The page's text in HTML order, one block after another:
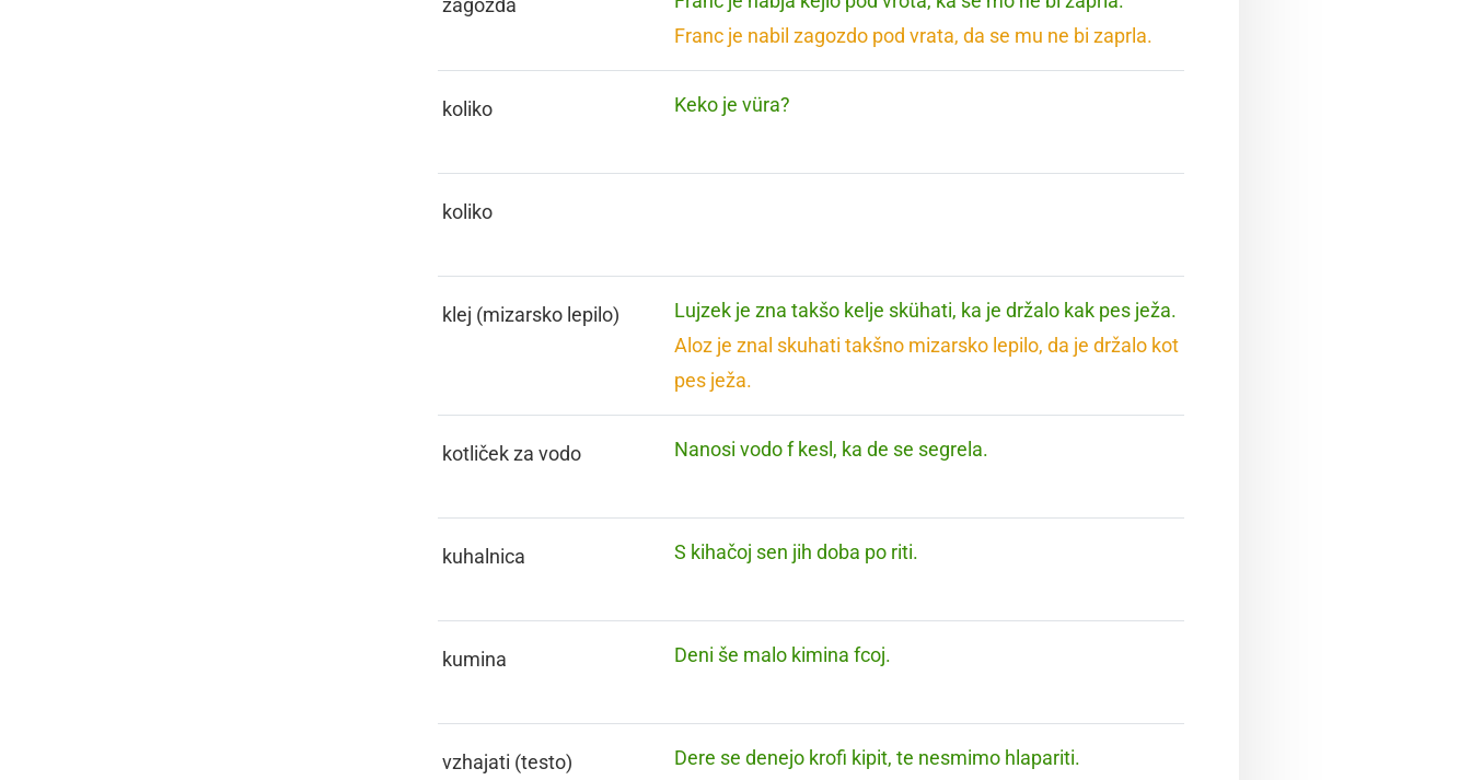
zagozda
Franc je nabil zagozdo pod vrata, da se mu ne bi zaprla.
koliko Keko je vüra?
koliko
klej (mizarsko lepilo)
Lujzek je zna takšo kelje skühati, ka je držalo kak pes ježa.
Aloz je znal skuhati takšno mizarsko lepilo, da je držalo kot
pes ježa.
kotliček za vodo Nanosi vodo f kesl, ka de se segrela.
kuhalnica S kihačoj sen jih doba po riti.
kumina Deni še malo kimina fcoj.
vzhajati (testo) Dere se denejo krofi kipit, te nesmimo hlapariti.